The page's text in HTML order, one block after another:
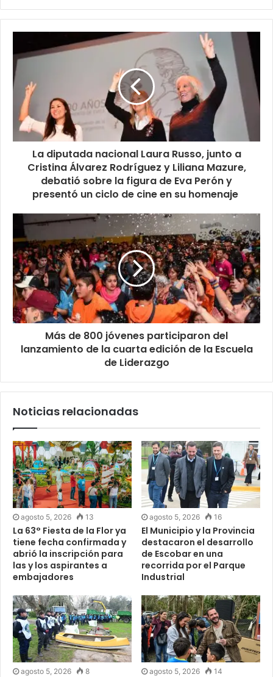
La diputada nacional Laura Russo, junto a
Cristina Álvarez Rodríguez y Liliana Mazure,
debatió sobre la figura de Eva Perón y
presentó un ciclo de cine en su homenaje
Más de 800 jóvenes participaron del
lanzamiento de la cuarta edición de la Escuela
de Liderazgo
Noticias relacionadas
agosto 5, 2026 13
La 63° Fiesta de la Flor ya
tiene fecha confirmada y
abrió la inscripción para
las y los aspirantes a
embajadores
agosto 5, 2026 16
El Municipio y la Provincia
destacaron el desarrollo
de Escobar en una
recorrida por el Parque
Industrial
agosto 5, 2026 8 agosto 5, 2026 14